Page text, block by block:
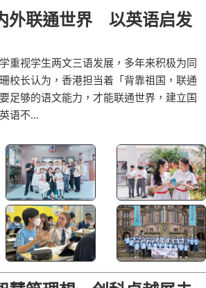
外联通世界 以英语启发
重视学生两文三语发展，多年来积极为同
校长认为，香港担当着「背靠祖国，联通
足够的语文能力，才能联通世界，建立国
语不...